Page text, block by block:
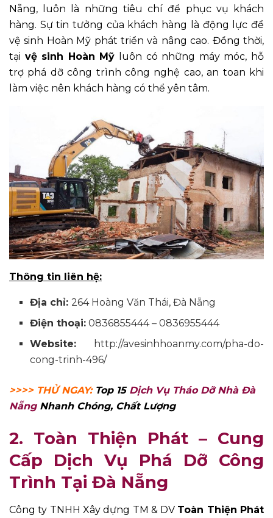
Nẵng, luôn là những tiêu chí để phục vụ khách
hàng. Sự tin tưởng của khách hàng là động lực để
vệ sinh Hoàn Mỹ phát triển và nâng cao. Đồng thời,
tại vệ sinh Hoàn Mỹ luôn có những máy móc, hỗ
trợ phá dỡ công trình công nghệ cao, an toan khi
làm việc nên khách hàng có thể yên tâm.
Thông tin liên hệ:
Địa chỉ:264 Hoàng Văn Thái, Đà Nẵng
Điện thoại: 0836855444 – 0836955444
Website: http://avesinhhoanmy.com/pha-do-
cong-trinh-496/
>>>> THỬ NGAY: Top 15 Dịch Vụ Tháo Dỡ Nhà Đà
Nẵng Nhanh Chóng, Chất Lượng
2. Toàn Thiện Phát – Cung
Cấp Dịch Vụ Phá Dỡ Công
Trình Tại Đà Nẵng
Công ty TNHH Xây dựng TM & DV Toàn Thiện Phát